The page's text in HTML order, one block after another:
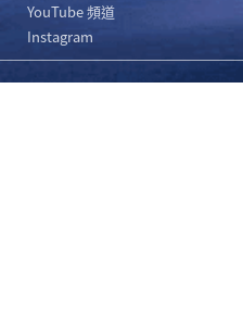
YouTube 頻道
Instagram